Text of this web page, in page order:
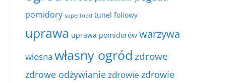
pomidory superfood tunel foliowy
uprawa uprawa pomidorów warzywa
wiosna własny ogródzdrowe
zdrowe odżywianiezdrowie zdrowie